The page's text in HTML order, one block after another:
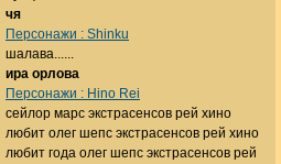
чя
Персонажи : Shinku
шалава......
ира орлова
Персонажи : Hino Rei
сейлор марс экстрасенсов рей хино
любит олег шепс экстрасенсов рей хино
любит года олег шепс экстрасенсов рей